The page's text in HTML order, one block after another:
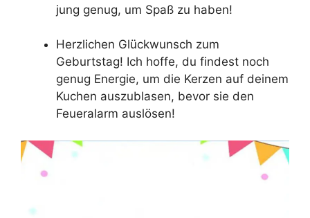
jung genug, um Spaß zu haben!
Herzlichen Glückwunsch zum
Geburtstag! Ich hoffe, du findest noch
genug Energie, um die Kerzen auf deinem
Kuchen auszublasen, bevor sie den
Feueralarm auslösen!